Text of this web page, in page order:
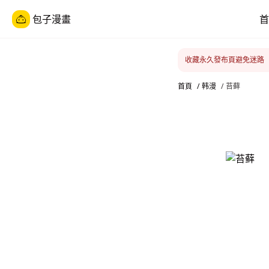
包子漫畫
收藏永久發布頁避免迷路
首頁 / 韩漫 / 苔藓